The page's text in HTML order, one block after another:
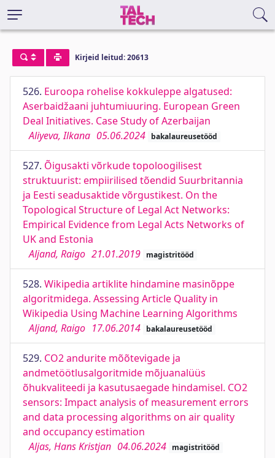
Kirjeid leitud: 20613
526. Euroopa rohelise kokkuleppe algatused:
Aserbaidžaani juhtumiuuring. European Green
Deal Initiatives. Case Study of Azerbaijan
Aliyeva, Ilkana 05.06.2024 bakalaureusetööd
527. Õigusakti võrkude topoloogilisest
struktuurist: empiirilised tõendid Suurbritannia
ja Eesti seadusaktide võrgustikest. On the
Topological Structure of Legal Act Networks:
Empirical Evidence from Legal Acts Networks of
UK and Estonia
Aljand, Raigo 21.01.2019 magistritööd
528. Wikipedia artiklite hindamine masinõppe
algoritmidega. Assessing Article Quality in
Wikipedia Using Machine Learning Algorithms
Aljand, Raigo 17.06.2014 bakalaureusetööd
529. CO2 andurite mõõtevigade ja
andmetöötlusalgoritmide mõjuanalüüs
õhukvaliteedi ja kasutusaegade hindamisel. CO2
sensors: Impact analysis of measurement errors
and data processing algorithms on air quality
and occupancy estimation
Aljas, Hans Kristjan 04.06.2024 magistritööd